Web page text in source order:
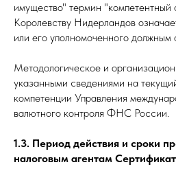
имущество" термин "компетентный
Королевству Нидерландов
или его уполномоченного должным
Методологическое и
указанными сведениями на
компетенции Управления
валютного контроля ФНС России.
1.3. Период действия и сроки
налоговым агентам